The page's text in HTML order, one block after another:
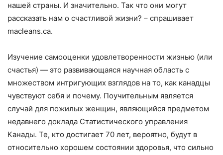
нашей страны. И значительно. Так что они могут
рассказать нам о счастливой жизни? – спрашивает
macleans.ca.
Изучение самооценки удовлетворенности жизнью (или
счастья) — это развивающаяся научная область с
множеством интригующих взглядов на то, как канадцы
чувствуют себя и почему. Поучительным является
случай для пожилых женщин, являющийся предметом
недавнего доклада Статистического управления
Канады. Те, кто достигает 70 лет, вероятно, будут в
относительно хорошем состоянии здоровья, что сильно